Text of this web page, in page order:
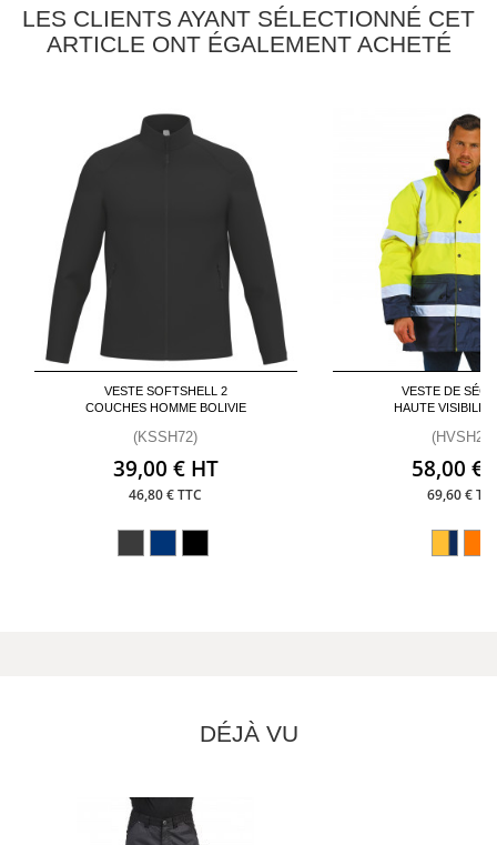
LES CLIENTS AYANT SÉLECTIONNÉ CET
ARTICLE ONT ÉGALEMENT ACHETÉ
VESTE SOFTSHELL 2
COUCHES HOMME BOLIVIE
(KSSH72)
39,00 € HT
46,80 € TTC
VESTE DE
HAUTE
(HVSH26)
58,00 €
69,60 €
DÉJÀ VU